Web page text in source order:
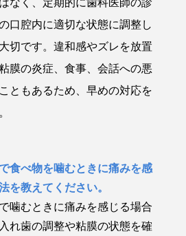
口腔内に適切な状態に調整し
切です。違和感やズレを放置
膜の炎症、食事、会話への悪
ともあるため、早めの対応を
食べ物を噛むときに痛みを感
を教えてください。
噛むときに痛みを感じる場合
れ歯の調整や粘膜の状態を確